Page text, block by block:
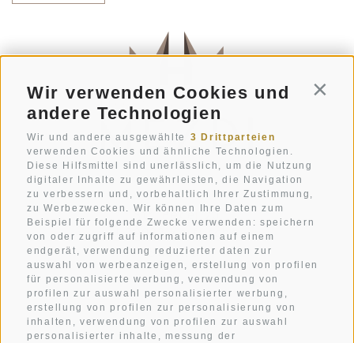
Wir verwenden Cookies und
andere Technologien
Wir und andere ausgewählte 3 Drittparteien
verwenden Cookies und ähnliche Technologien.
Diese Hilfsmittel sind unerlässlich, um die Nutzung
digitaler Inhalte zu gewährleisten, die Navigation
zu verbessern und, vorbehaltlich Ihrer Zustimmung,
zu Werbezwecken. Wir können Ihre Daten zum
Beispiel für folgende Zwecke verwenden: speichern
von oder zugriff auf informationen auf einem
endgerät, verwendung reduzierter daten zur
auswahl von werbeanzeigen, erstellung von profilen
für personalisierte werbung, verwendung von
profilen zur auswahl personalisierter werbung,
erstellung von profilen zur personalisierung von
inhalten, verwendung von profilen zur auswahl
personalisierter inhalte, messung der
Str. Pecëi 20
I-39033 Kolfuschg
Südtirol
+39 0471 836 079
info@mezdi.it